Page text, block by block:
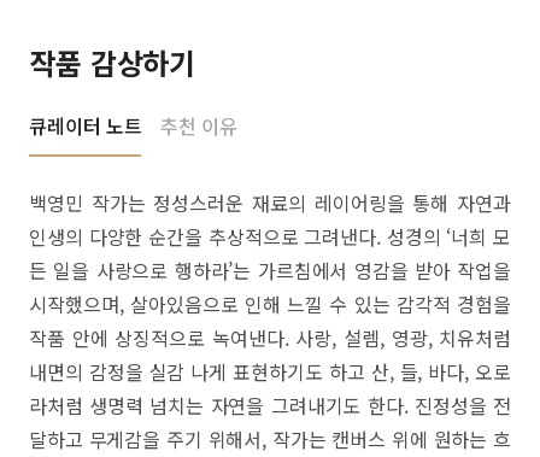
작품 감상하기
큐레이터 노트 추천 이유
백영민 작가는 정성스러운 재료의 레이어링을 통해 자연과
인생의 다양한 순간을 추상적으로 그려낸다. 성경의 ‘너희 모
든 일을 사랑으로 행하라’는 가르침에서 영감을 받아 작업을
시작했으며, 살아있음으로 인해 느낄 수 있는 감각적 경험을
작품 안에 상징적으로 녹여낸다. 사랑, 설렘, 영광, 치유처럼
내면의 감정을 실감 나게 표현하기도 하고 산, 들, 바다, 오로
라처럼 생명력 넘치는 자연을 그려내기도 한다. 진정성을 전
달하고 무게감을 주기 위해서, 작가는 캔버스 위에 원하는 흐